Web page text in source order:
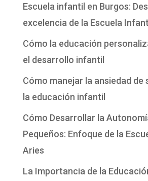
Escuela infantil en Burgos:
excelencia de la Escuela
Cómo la educación
el desarrollo infantil
Cómo manejar la ansiedad de
la educación infantil
Cómo Desarrollar la
Pequeños: Enfoque de la
Aries
La Importancia de la